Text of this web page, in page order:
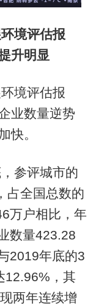
境评估报
升明显
境评估报
业数量逆势
快。
参评城市的
占全国总数的
万户相比，年
数量423.28
2019年底的3
12.96%，其
两年连续增